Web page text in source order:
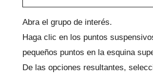
Abra el grupo de interés.
Haga clic en los puntos
pequeños puntos en la esquina
De las opciones resultantes,